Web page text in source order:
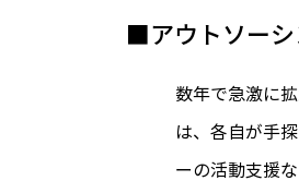
■アウトソーシ
数年で急激に
は、各自が手
ーの活動支援